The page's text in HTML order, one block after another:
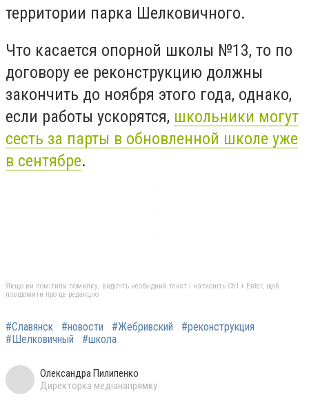
территории парка Шелковичного.
Что касается опорной школы №13, то по
договору ее реконструкцию должны
закончить до ноября этого года, однако,
если работы ускорятся, школьники могут
сесть за парты в обновленной школе уже
в сентябре.
Якщо ви помітили помилку, виділіть необхідний текст і натисніть Ctrl + Enter, щоб
повідомити про це редакцію
#Славянск #новости #Жебривский
#реконструкция
#Шелковичный
#школа
Олександра Пилипенко
Директорка медіанапрямку